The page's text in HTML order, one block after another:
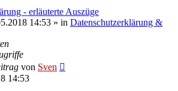
- erläuterte Auszüge
14:53 » in Datenschutzerklärung &
von Sven
14:53